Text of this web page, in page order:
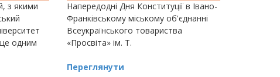
з якими
одним
Напередодні Дня Конституції в Івано-
Франківському міському об'єднанні
Всеукраїнського товариства
«Просвіта» ім. Т.
Переглянути